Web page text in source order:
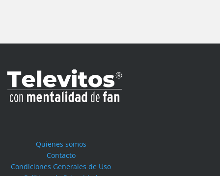
Quienes somos
Contacto
Condiciones Generales de Uso